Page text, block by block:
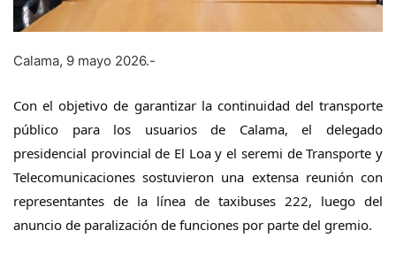
Calama, 9 mayo 2026.-
Con el objetivo de garantizar la continuidad del transporte
público para los usuarios de Calama, el delegado
presidencial provincial de El Loa y el seremi de Transporte y
Telecomunicaciones sostuvieron una extensa reunión con
representantes de la línea de taxibuses 222, luego del
anuncio de paralización de funciones por parte del gremio.